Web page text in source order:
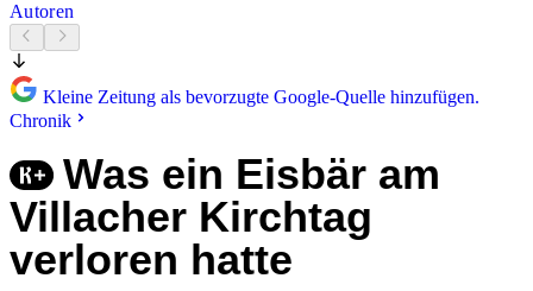
Autoren
Kleine Zeitung als bevorzugte Google-Quelle hinzufügen.
Chronik
Was ein Eisbär am
Villacher Kirchtag
verloren hatte